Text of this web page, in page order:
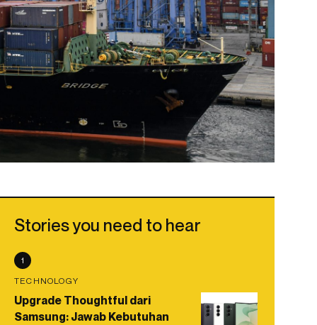
Stories you need to hear
1
TECHNOLOGY
Upgrade Thoughtful dari
Samsung: Jawab Kebutuhan